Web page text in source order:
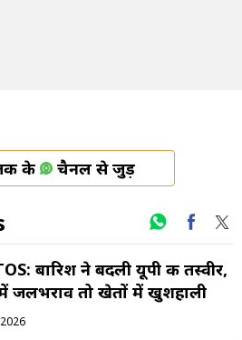
के चैनल से जुड़ें
बारिश ने बदली यूपी की तस्वीर,
जलभराव तो खेतों में खुशहाली